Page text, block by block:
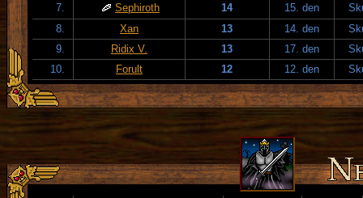
7.
Sephiroth 14 15. den
8.
Xan 13 14. den
9.
Ridix V. 13 17. den
10.
Forult 12 12. den